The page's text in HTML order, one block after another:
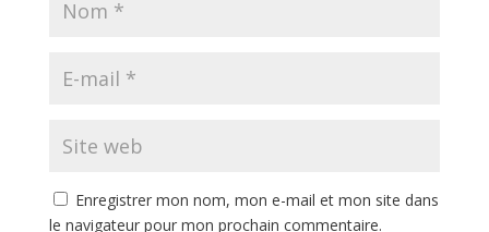
Enregistrer mon nom, mon e-mail et mon site dans
le navigateur pour mon prochain commentaire.